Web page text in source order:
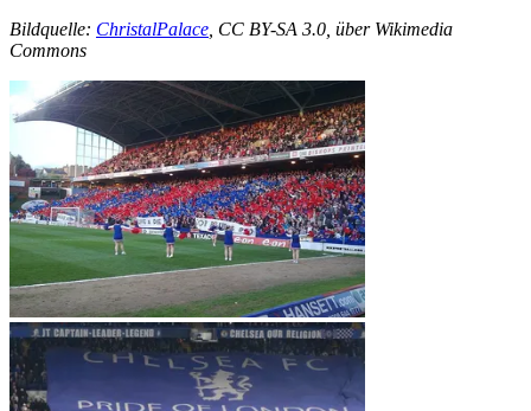
Bildquelle: ChristalPalace , CC BY-SA 3.0, über Wikimedia
Commons